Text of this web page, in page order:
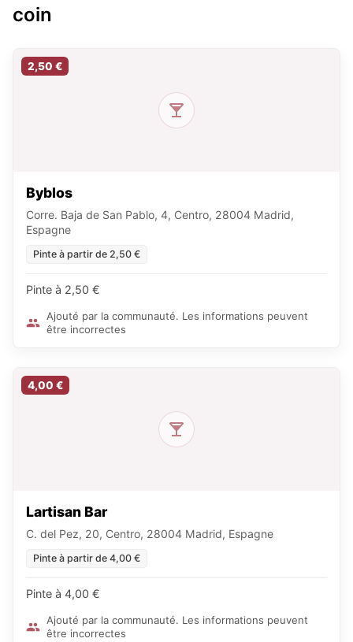
coin
2,50 €
Byblos
Corre. Baja de San Pablo, 4, Centro, 28004 Madrid,
Espagne
Pinte à partir de 2,50 €
Pinte à 2,50 €
Ajouté par la communauté. Les informations peuvent
être incorrectes
4,00 €
Lartisan Bar
C. del Pez, 20, Centro, 28004 Madrid, Espagne
Pinte à partir de 4,00 €
Pinte à 4,00 €
Ajouté par la communauté. Les informations peuvent
être incorrectes